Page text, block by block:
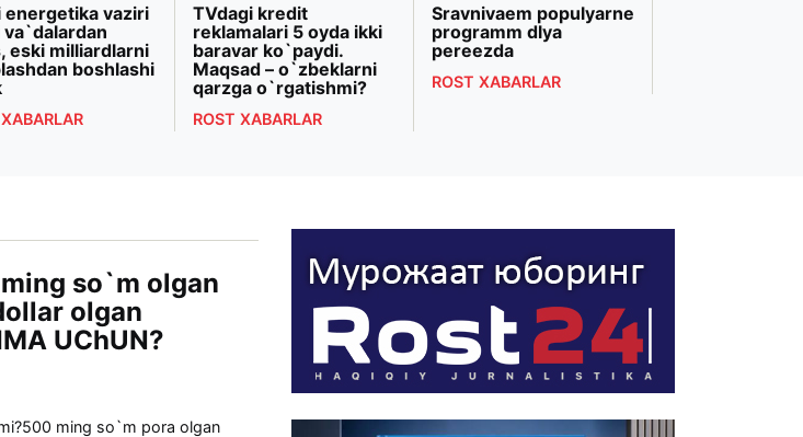
energetika vaziri
va`dalardan
eski milliardlarni
boshlashi
TVdagi kredit
reklamalari 5 oyda ikki
baravar ko`paydi.
Maqsad – o`zbeklarni
qarzga o`rgatishmi?
ROST XABARLAR
Sravnivaem populyarne
programm dlya
pereezda
ROST XABARLAR
ming so`m olgan
olgan
UChUN?
ming so`m pora olgan